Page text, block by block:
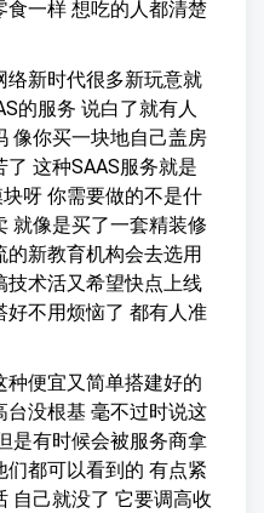
食一样 想吃的人都清楚
络新时代很多新玩意就
的服务 说白了就有人
像你买一块地自己盖房
这种SAAS服务就是
呀 你需要做的不是什
就像是买了一套精装修
的新教育机构会去选用
技术活又希望快点上线
不用烦恼了 都有人准
种便宜又简单搭建好的
没根基 毫不过时说这
是有时候会被服务商拿
都可以看到的 有点紧
自己就没了 它要调高收